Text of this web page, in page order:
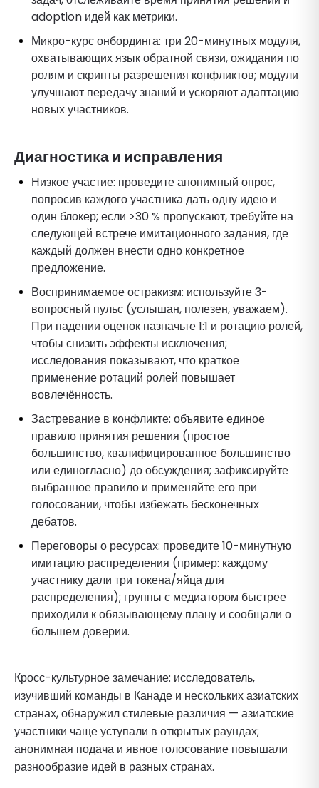
adoption идей как метрики.
Микро-курс онбординга: три 20-минутных модуля,
охватывающих язык обратной связи, ожидания по
ролям и скрипты разрешения конфликтов; модули
улучшают передачу знаний и ускоряют адаптацию
новых участников.
Диагностика и исправления
Низкое участие: проведите анонимный опрос,
попросив каждого участника дать одну идею и
один блокер; если >30 % пропускают, требуйте на
следующей встрече имитационного задания, где
каждый должен внести одно конкретное
предложение.
Воспринимаемое остракизм: используйте 3-
вопросный пульс (услышан, полезен, уважаем).
При падении оценок назначьте 1:1 и ротацию ролей,
чтобы снизить эффекты исключения;
исследования показывают, что краткое
применение ротаций ролей повышает
вовлечённость.
Застревание в конфликте: объявите единое
правило принятия решения (простое
большинство, квалифицированное большинство
или единогласно) до обсуждения; зафиксируйте
выбранное правило и применяйте его при
голосовании, чтобы избежать бесконечных
дебатов.
Переговоры о ресурсах: проведите 10-минутную
имитацию распределения (пример: каждому
участнику дали три токена/яйца для
распределения); группы с медиатором быстрее
приходили к обязывающему плану и сообщали о
большем доверии.
Кросс-культурное замечание: исследователь,
изучивший команды в Канаде и нескольких азиатских
странах, обнаружил стилевые различия — азиатские
участники чаще уступали в открытых раундах;
анонимная подача и явное голосование повышали
разнообразие идей в разных странах.